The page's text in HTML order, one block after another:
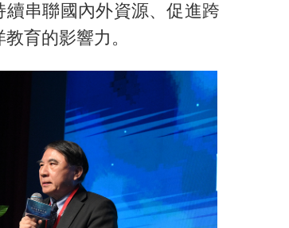
串聯國內外資源、促進跨
育的影響力。